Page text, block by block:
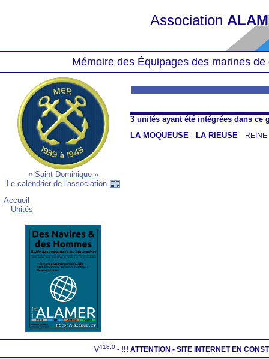
Association
Mémoire des Équipages des marines
« Saint Dominique »
Le calendrier de l'association
Accueil
Unités
3 unités ayant été intégrées dans ce
LA MOQUEUSE
LA RIEUSE REINE
V418.0 - !!! ATTENTION - SITE INTERNET EN